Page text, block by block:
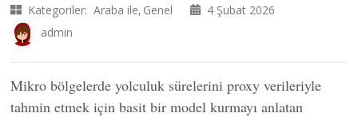
Kategoriler: Araba ile Genel
4 Şubat 2026
admin
Mikro bölgelerde yolculuk sürelerini proxy verileriyle
tahmin etmek için basit bir model kurmayı anlatan